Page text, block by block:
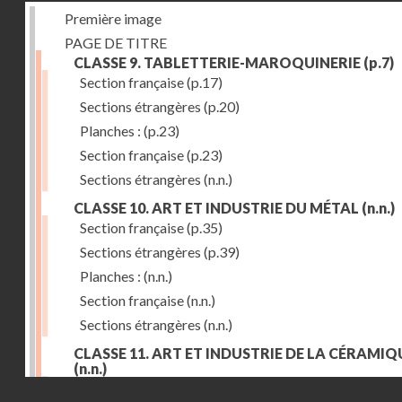
Première image
PAGE DE TITRE
CLASSE 9. TABLETTERIE-MAROQUINERIE (p.7)
Section française(p.17)
Sections étrangères (p.20)
Planches : (p.23)
Section française(p.23)
Sections étrangères (n.n.)
CLASSE 10. ART ET INDUSTRIE DU MÉTAL (n.n.)
Section française(p.35)
Sections étrangères (p.39)
Planches : (n.n.)
Section française(n.n.)
Sections étrangères (n.n.)
CLASSE 11. ART ET INDUSTRIE DE LA
(n.n.)